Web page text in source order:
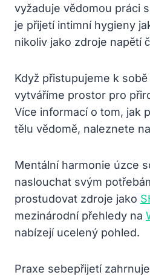
vyžaduje vědomou práci
je přijetí intimní hygieny
nikoliv jako zdroje napětí
Když přistupujeme k
vytváříme prostor pro
Více informací o tom, jak
tělu vědomě, naleznete na
Mentální harmonie úzce
naslouchat svým
prostudovat zdroje jako
mezinárodní přehledy na
nabízejí ucelený pohled.
Praxe sebepřijetí